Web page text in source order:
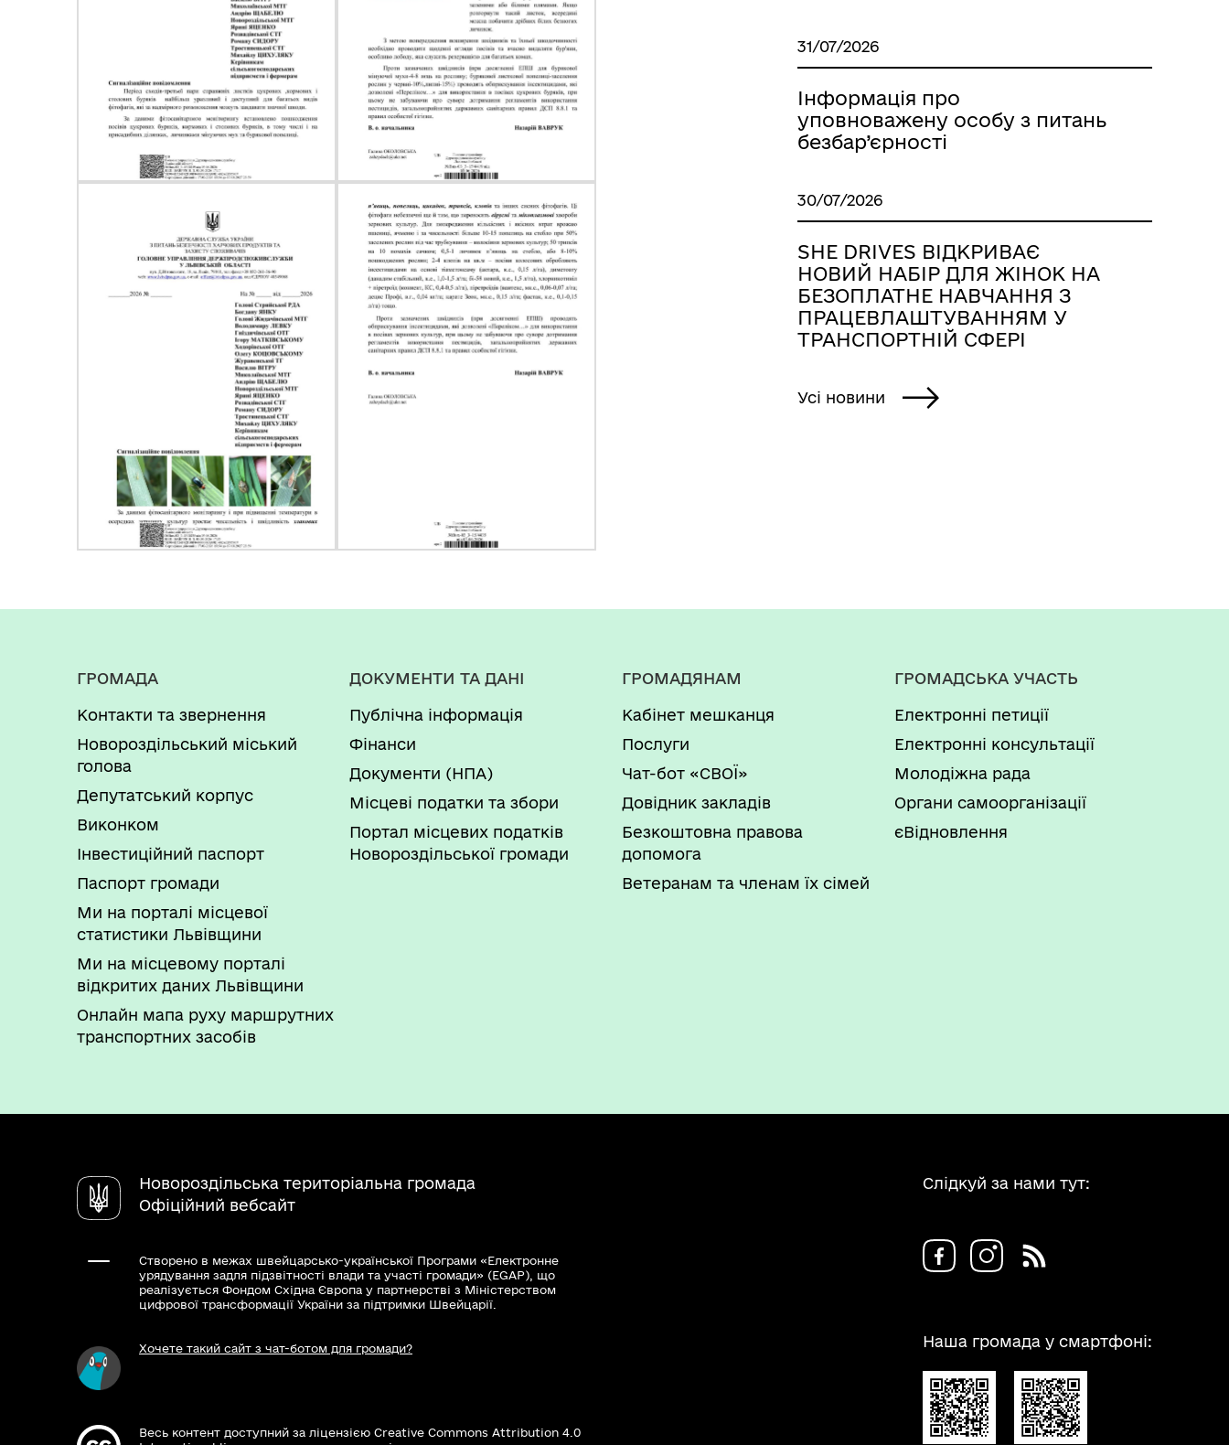
31/07/2026
Інформація про
уповноважену особу з питань
безбар’єрності
30/07/2026
SHE DRIVES ВІДКРИВАЄ
НОВИЙ НАБІР ДЛЯ ЖІНОК НА
БЕЗОПЛАТНЕ НАВЧАННЯ З
ПРАЦЕВЛАШТУВАННЯМ У
ТРАНСПОРТНІЙ СФЕРІ
Усі новини
ГРОМАДА
Контакти та звернення
Новороздільський міський
голова
Депутатський корпус
Виконком
Інвестиційний паспорт
Паспорт громади
Ми на порталі місцевої
статистики Львівщини
Ми на місцевому порталі
відкритих даних Львівщини
Онлайн мапа руху маршрутних
транспортних засобів
ДОКУМЕНТИ ТА ДАНІ
Публічна інформація
Фінанси
Документи (НПА)
Місцеві податки та збори
Портал місцевих податків
Новороздільської громади
ГРОМАДЯНАМ
Кабінет мешканця
Послуги
Чат-бот «СВОЇ»
Довідник закладів
Безкоштовна правова
допомога
Ветеранам та членам їх сімей
ГРОМАДСЬКА УЧАСТЬ
Електронні петиції
Електронні консультації
Молодіжна рада
Органи самоорганізації
єВідновлення
Новороздільська територіальна громада
Офіційний вебсайт
Створено в межах швейцарсько-української Програми «Електронне
урядування задля підзвітності влади та участі громади» (EGAP), що
реалізується Фондом Східна Європа у партнерстві з Міністерством
цифрової трансформації України за підтримки Швейцарії.
Хочете такий сайт з чат-ботом для громади?
Весь контент доступний за ліцензією Creative Commons Attribution 4.0
Слідкуй за нами тут:
Наша громада у смартфоні: